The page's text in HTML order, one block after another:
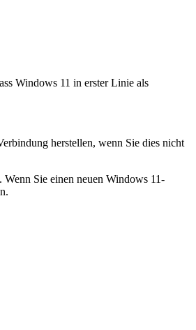
Windows 11 in erster Linie als
herstellen, wenn Sie dies nicht
Sie einen neuen Windows 11-